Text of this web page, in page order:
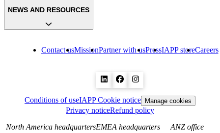
Contact usMissionPartner with usPressIAPP storeCareers
NEWS AND RESOURCES
Conditions of useIAPP Cookie notice Manage cookies
Privacy noticeRefund policy
North America headquartersEMEA headquarters
ANZ office